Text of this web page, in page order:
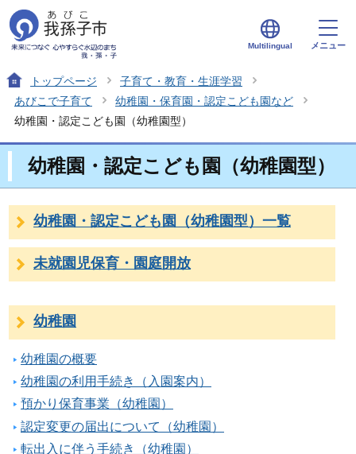
Multilingual メニュー
トップページ
子育て・教育・生涯学習
あびこで子育て
幼稚園・保育園・認定こども園など
幼稚園・認定こども園（幼稚園型）
幼稚園・認定こども園（幼稚園型）
幼稚園・認定こども園（幼稚園型）一覧
未就園児保育・園庭開放
幼稚園
幼稚園の概要
幼稚園の利用手続き（入園案内）
預かり保育事業（幼稚園）
認定変更の届出について（幼稚園）
転出入に伴う手続き（幼稚園）